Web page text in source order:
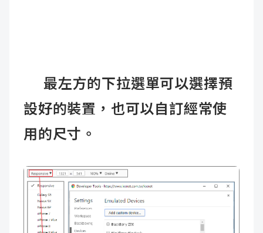
最左方的下拉選單可以選擇預
設好的裝置，也可以自訂經常使
用的尺寸。